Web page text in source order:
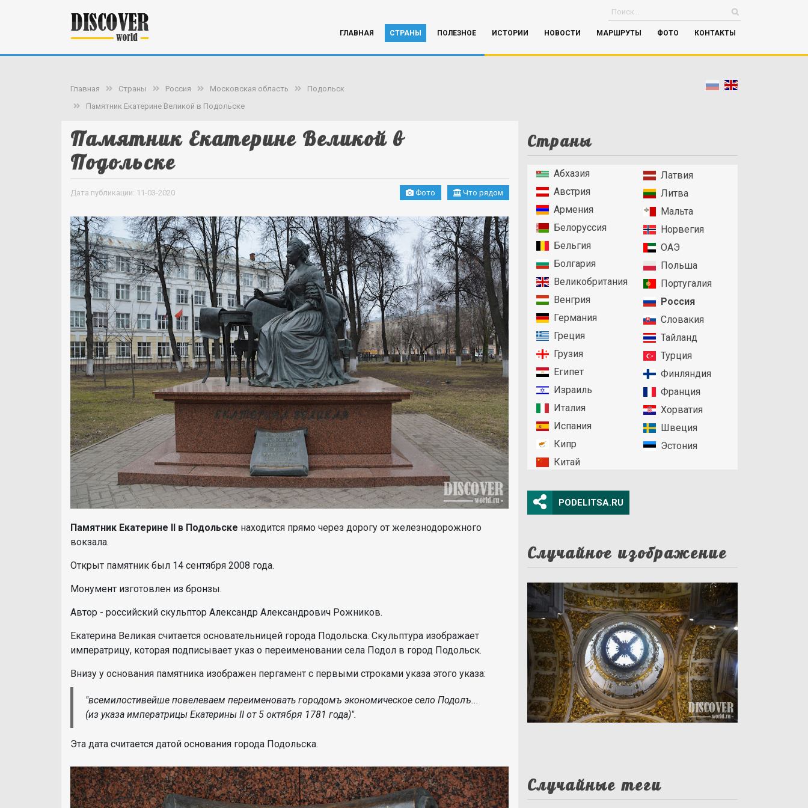
ГЛАВНАЯ СТРАНЫ ПОЛЕЗНОЕ ИСТОРИИ НОВОСТИ МАРШРУТЫ ФОТО КОНТАКТЫ
Главная Страны Россия Московская область
Подольск
Памятник Екатерине Великой в Подольске
Памятник Екатерине Великой в
Подольске
Дата публикации: 11-03-2020 Фото Что рядом
Памятник Екатерине II в Подольске находится прямо через дорогу от железнодорожного
вокзала.
Открыт памятник был 14 сентября 2008 года.
Монумент изготовлен из бронзы.
Автор - российский скульптор Александр Александрович Рожников.
Екатерина Великая считается основательницей города Подольска. Скульптура изображает
императрицу, которая подписывает указ о переименовании села Подол в город Подольск.
Внизу у основания памятника изображен пергамент с первыми строками указа этого указа:
"всемилостивейше повелеваем переименовать городомъ экономическое село Подолъ...
(из указа императрицы Екатерины II от 5 октября 1781 года)".
Эта дата считается датой основания города Подольска.
Страны
Абхазия
Австрия
Армения
Белоруссия
Бельгия
Болгария
Великобритания
Венгрия
Германия
Греция
Грузия
Египет
Израиль
Италия
Испания
Кипр
Китай
Латвия
Литва
Мальта
Норвегия
ОАЭ
Польша
Португалия
Россия
Словакия
Тайланд
Турция
Финляндия
Франция
Хорватия
Швеция
Эстония
PODELITSA.RU
Случайное изображение
Случайные теги